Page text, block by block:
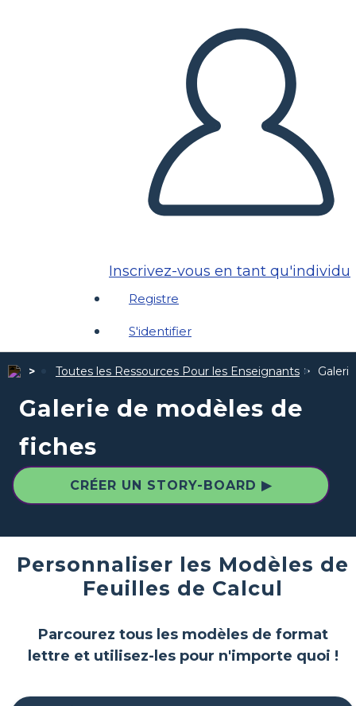
Inscrivez-vous en tant qu'individu
Registre
S'identifier
Toutes les Ressources Pour les Enseignants
Galerie de modèles de
fiches
CRÉER UN STORY-BOARD ▶
Personnaliser les Modèles de
Feuilles de Calcul
Parcourez tous les modèles de format
lettre et utilisez-les pour n'importe quoi !